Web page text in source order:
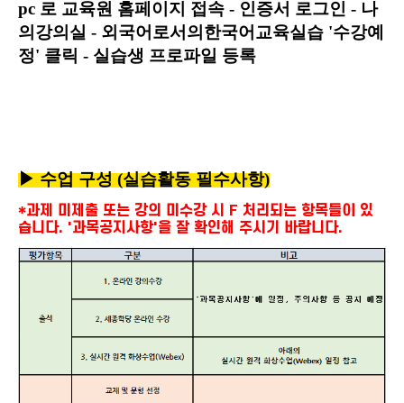
pc 로 교육원 홈페이지 접속 - 인증서 로그인 - 나
의강의실 - 외국어로서의한국어교육실습 '수강예
정' 클릭 - 실습생 프로파일 등록
▶수업 구성 (실습활동 필수사항)
*과제 미제출 또는 강의 미수강 시 F 처리되는 항목들이 있
습니다. '과목공지사항'을 잘 확인해 주시기 바랍니다.